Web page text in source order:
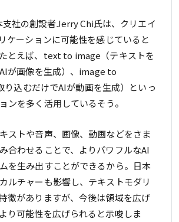
社の創設者Jerry Chi氏は、クリエイ
ケーションに可能性を感じていると
とえば、text to image（テキストを
が画像を生成）、image to
込むだけでAIが動画を生成）といっ
ンを多く活用しているそう。
ストや音声、画像、動画などをさま
合わせることで、よりパワフルなAI
を生み出すことができるから。日本
ルチャーも影響し、テキストモダリ
徴がありますが、今後は領域を広げ
り可能性を広げられると示唆しま